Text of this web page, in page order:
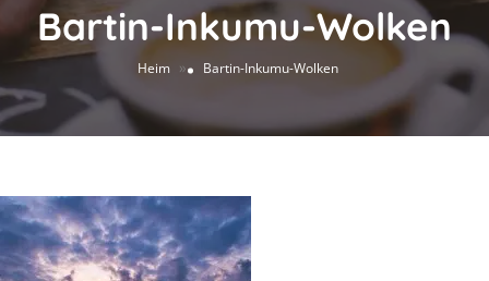
Bartin-Inkumu-Wolken
Heim » Bartin-Inkumu-Wolken